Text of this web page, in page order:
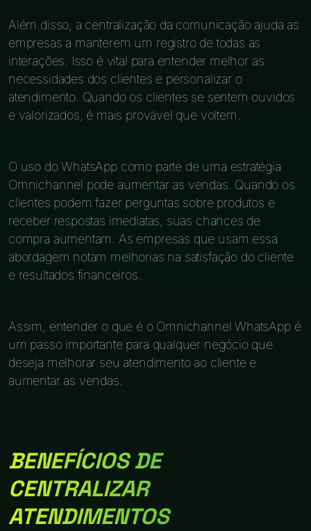
Além disso, a centralização da comunicação ajuda as
empresas a manterem um registro de todas as
interações. Isso é vital para entender melhor as
necessidades dos clientes e personalizar o
atendimento. Quando os clientes se sentem ouvidos
e valorizados, é mais provável que voltem.
O uso do WhatsApp como parte de uma estratégia
Omnichannel pode aumentar as vendas. Quando os
clientes podem fazer perguntas sobre produtos e
receber respostas imediatas, suas chances de
compra aumentam. As empresas que usam essa
abordagem notam melhorias na satisfação do cliente
e resultados financeiros.
Assim, entender o que é o Omnichannel WhatsApp é
um passo importante para qualquer negócio que
deseja melhorar seu atendimento ao cliente e
aumentar as vendas.
BENEFÍCIOS DE
CENTRALIZAR
ATENDIMENTOS